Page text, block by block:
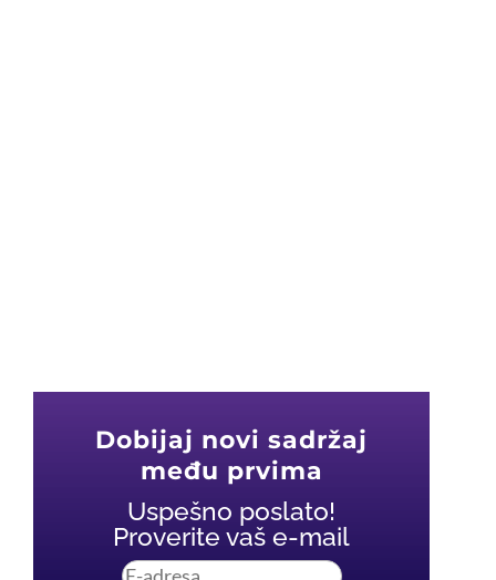
Dobijaj novi sadržaj
među prvima
Uspešno poslato!
Proverite vaš e-mail